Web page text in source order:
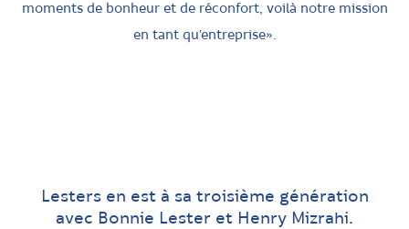
moments de bonheur et de réconfort, voilà notre mission
en tant qu'entreprise».
Lesters en est à sa troisième génération
avec Bonnie Lester et Henry Mizrahi.